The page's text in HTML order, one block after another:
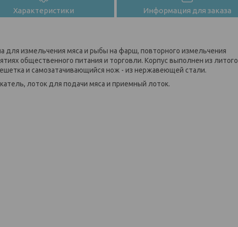
Характеристики Информация для заказа
для измельчения мяса и рыбы на фарш, повторного измельчения
общественного питания и торговли. Корпус выполнен из литого
и самозатачивающийся нож - из нержавеющей стали.
лоток для подачи мяса и приемный лоток.